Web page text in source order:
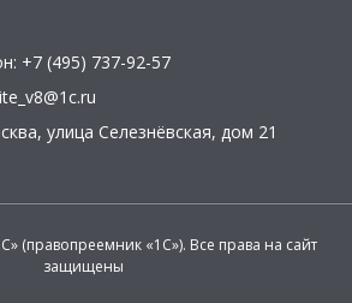
+7 (495) 737-92-57
, улица Селезнёвская, дом 21
(правопреемник «1С»). Все права на сайт
защищены